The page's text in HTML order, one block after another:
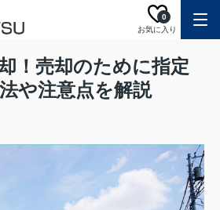
お気に入り
0
！売却のために指定
や注意点を解説